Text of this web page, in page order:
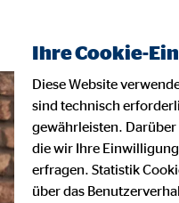
Ihre Cookie-
Diese Website
sind technisch
gewährleisten.
die wir Ihre
erfragen. Statistik
über das